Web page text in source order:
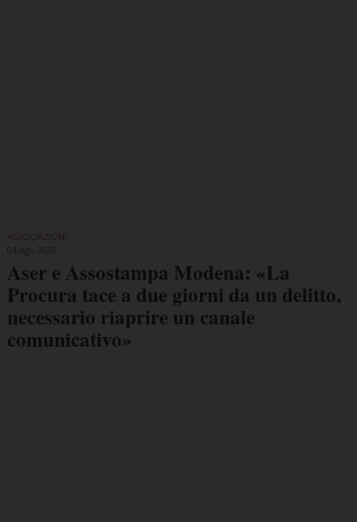
ASSOCIAZIONI
Aser e Assostampa Modena: «La
Procura tace a due giorni da un delitto,
necessario riaprire un canale
comunicativo»